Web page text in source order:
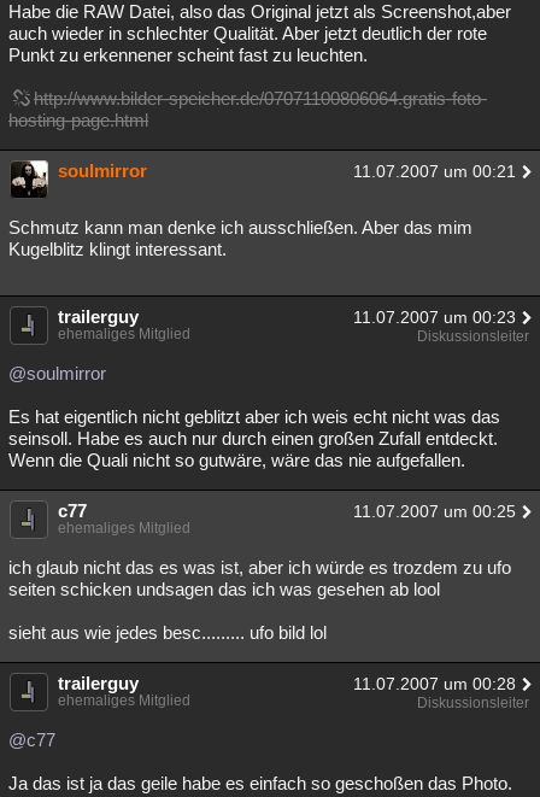
Habe die RAW Datei, also das Original jetzt als Screenshot,aber
auch wieder in schlechter Qualität. Aber jetzt deutlich der rote
Punkt zu erkennener scheint fast zu leuchten.
http://www.bilder-speicher.de/07071100806064.gratis-foto-
hosting-page.html
soulmirror 11.07.2007 um 00:21
Schmutz kann man denke ich ausschließen. Aber das mim
Kugelblitz klingt interessant.
trailerguy 11.07.2007 um 00:23
ehemaliges Mitglied Diskussionsleiter
@soulmirror
Es hat eigentlich nicht geblitzt aber ich weis echt nicht was das
seinsoll. Habe es auch nur durch einen großen Zufall entdeckt.
Wenn die Quali nicht so gutwäre, wäre das nie aufgefallen.
c77 11.07.2007 um 00:25
ehemaliges Mitglied
ich glaub nicht das es was ist, aber ich würde es trozdem zu ufo
seiten schicken undsagen das ich was gesehen ab lool
sieht aus wie jedes besc......... ufo bild lol
trailerguy 11.07.2007 um 00:28
ehemaliges Mitglied Diskussionsleiter
@c77
Ja das ist ja das geile habe es einfach so geschoßen das Photo.